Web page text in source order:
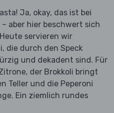
Ja, okay, das ist bei
aber hier beschwert sich
servieren wir
die durch den Speck
und dekadent sind. Für
der Brokkoli bringt
Teller und die Peperoni
Ein ziemlich rundes